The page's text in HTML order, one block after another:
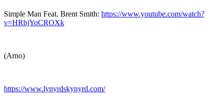
Simple Man Feat. Brent Smith: https://www.youtube.com/watch?
v=HRbjYoCROXk
(Arno)
https://www.lynyrdskynyrd.com/